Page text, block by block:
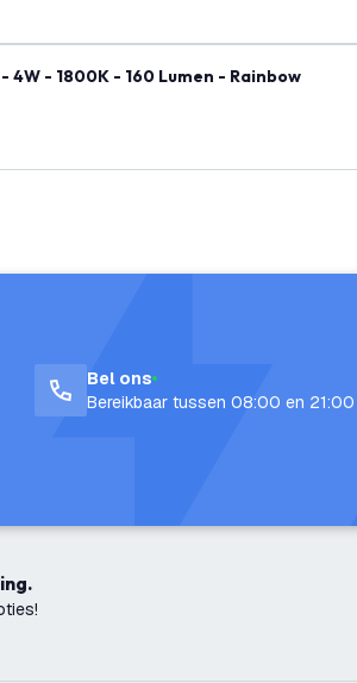
4W - 1800K - 160 Lumen - Rainbow
Bel ons
Bereikbaar tussen 08:00 en 21:00